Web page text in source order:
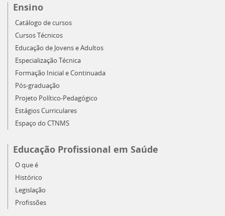
Ensino
Catálogo de cursos
Cursos Técnicos
Educação de Jovens e Adultos
Especialização Técnica
Formação Inicial e Continuada
Pós-graduação
Projeto Político-Pedagógico
Estágios Curriculares
Espaço do CTNMS
Educação Profissional em Saúde
O que é
Histórico
Legislação
Profissões